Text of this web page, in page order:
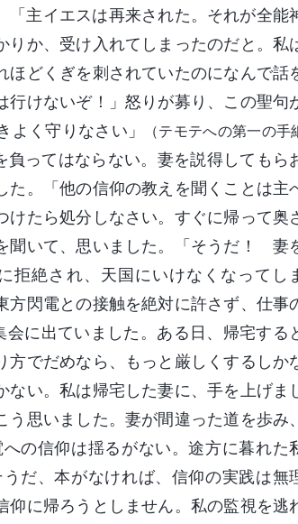
主イエスは再来された。それが全能
か、受け入れてしまったのだと。私
どくぎを刺されていたのになんで話
けないぞ！」怒りが募り、この聖句
く守りなさい」
（テモテへの第一の手
ってはならない。妻を説得してもら
た。「他の信仰の教えを聞くことは主
たら処分しなさい。すぐに帰って奥
聞いて、思いました。「そうだ！ 妻
拒絶され、天国にいけなくなってし
方閃電との接触を絶対に許さず、仕事
に出ていました。ある日、帰宅する
でだめなら、もっと厳しくするしか
い。私は帰宅した妻に、手を上げま
思いました。妻が間違った道を歩み、
の信仰は揺るがない。途方に暮れた
だ、本がなければ、信仰の実践は無
仰に帰ろうとしません。私の監視を逃